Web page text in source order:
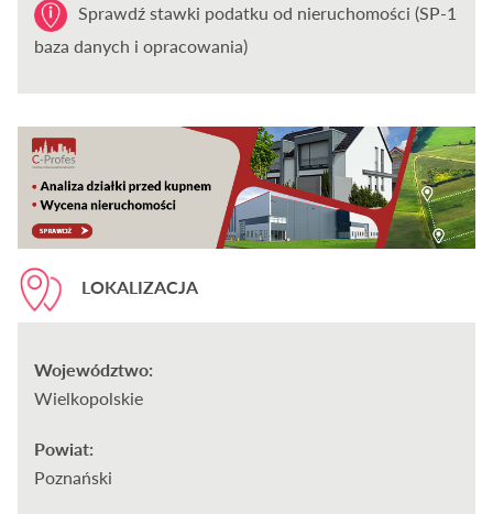
Sprawdź stawki podatku od nieruchomości (SP-1
baza danych i opracowania)
LOKALIZACJA
Województwo:
Wielkopolskie
Powiat:
Poznański